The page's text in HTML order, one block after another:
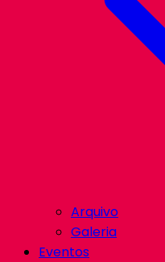
Arquivo
Galeria
Eventos